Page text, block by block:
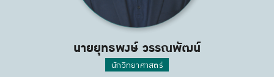
นายยุทธพงษ์ วรรณพัฒน์
นักวิทยาศาสตร์